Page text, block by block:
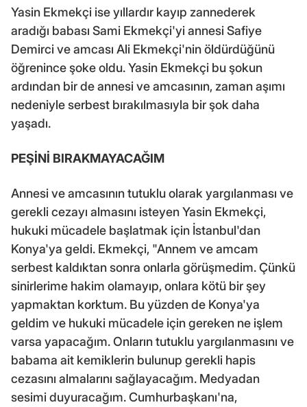
Yasin Ekmekçi ise yıllardır kayıp zannederek
aradığı babası Sami Ekmekçi'yi annesi Safiye
Demirci ve amcası Ali Ekmekçi'nin öldürdüğünü
öğrenince şoke oldu. Yasin Ekmekçi bu şokun
ardından bir de annesi ve amcasının, zaman aşımı
nedeniyle serbest bırakılmasıyla bir şok daha
yaşadı.
PEŞİNİ BIRAKMAYACAĞIM
Annesi ve amcasının tutuklu olarak yargılanması ve
gerekli cezayı almasını isteyen Yasin Ekmekçi,
hukuki mücadele başlatmak için İstanbul'dan
Konya'ya geldi. Ekmekçi, "Annem ve amcam
serbest kaldıktan sonra onlarla görüşmedim. Çünkü
sinirlerime hakim olamayıp, onlara kötü bir şey
yapmaktan korktum. Bu yüzden de Konya'ya
geldim ve hukuki mücadele için gereken ne işlem
varsa yapacağım. Onların tutuklu yargılanmasını ve
babama ait kemiklerin bulunup gerekli hapis
cezasını almalarını sağlayacağım. Medyadan
sesimi duyuracağım. Cumhurbaşkanı'na,